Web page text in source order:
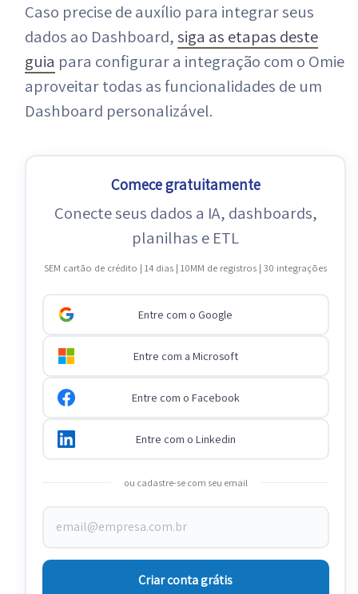
Caso precise de auxílio para integrar seus
dados ao Dashboard,siga as etapas deste
guia para configurar a integração com o Omie
aproveitar todas as funcionalidades de um
Dashboard personalizável.
Comece gratuitamente
Conecte seus dados a IA, dashboards,
planilhas e ETL
SEM cartão de crédito | 14 dias | 10MM de registros | 30 integrações
Entre com o Google
Entre com a Microsoft
Entre com o Facebook
Entre com o Linkedin
ou cadastre-se com seu email
Criar conta grátis